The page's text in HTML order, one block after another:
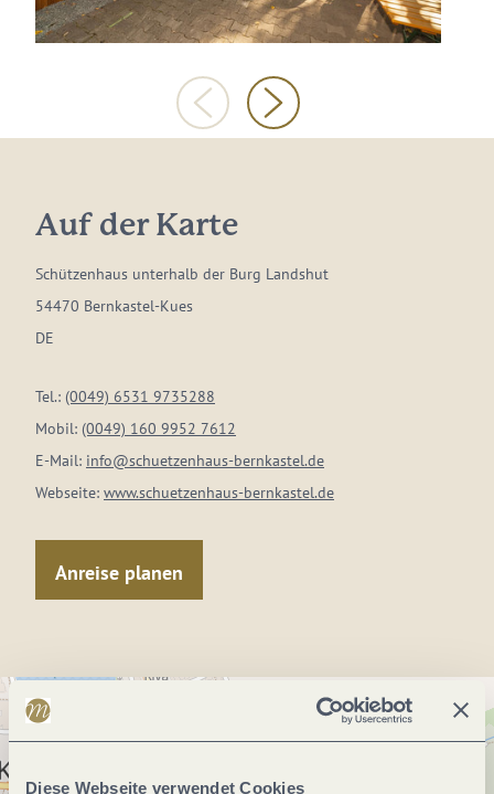
Diese Webseite verwendet Cookies
Auf der Karte
Schützenhaus unterhalb der Burg Landshut
54470 Bernkastel-Kues
DE
Tel.: (0049) 6531 9735288
Mobil: (0049) 160 9952 7612
E-Mail: info@schuetzenhaus-bernkastel.de
Webseite: www.schuetzenhaus-bernkastel.de
Anreise planen